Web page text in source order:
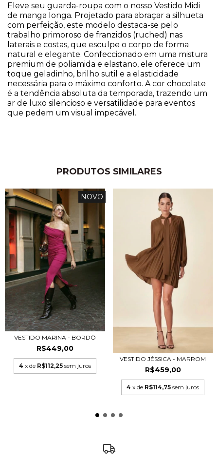
Eleve seu guarda-roupa com o nosso Vestido Midi
de manga longa. Projetado para abraçar a silhueta
com perfeição, este modelo destaca-se pelo
trabalho primoroso de franzidos (ruched) nas
laterais e costas, que esculpe o corpo de forma
natural e elegante. Confeccionado em uma mistura
premium de poliamida e elastano, ele oferece um
toque geladinho, brilho sutil e a elasticidade
necessária para o máximo conforto. A cor chocolate
é a tendência absoluta da temporada, trazendo um
ar de luxo silencioso e versatilidade para eventos
que pedem um visual impecável.
PRODUTOS SIMILARES
NOVO
VESTIDO MARINA - BORDÔ
R$449,00
4 x de R$112,25 sem juros
VESTIDO JÉSSICA - MARROM
R$459,00
4 x de R$114,75 sem juros